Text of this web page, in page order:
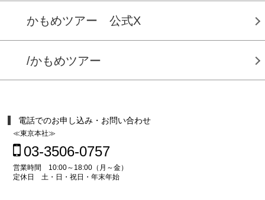
かもめツアー 公式X
/かもめツアー
電話でのお申し込み・お問い合わせ
≪東京本社≫
03-3506-0757
営業時間 10:00～18:00（月～金）
定休日 土・日・祝日・年末年始